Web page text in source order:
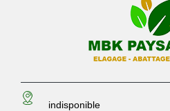
indisponible